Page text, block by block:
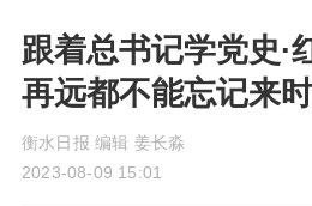
跟着总书记学党史·
再远都不能忘记来
衡水日报 编辑 姜长淼
2023-08-09 15:01